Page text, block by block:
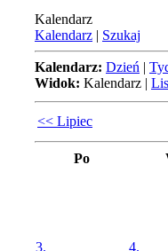
Kalendarz
Kalendarz | Szukaj
Kalendarz: Dzień |
Widok: Kalendarz |
<< Lipiec
Po
3. 4.